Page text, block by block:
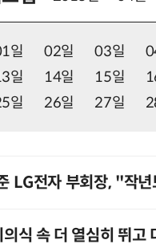
일 02일 03일
일
14일 15일
일
26일 27일
LG전자 부회장, "작
식 속 더 열심히 뛰고